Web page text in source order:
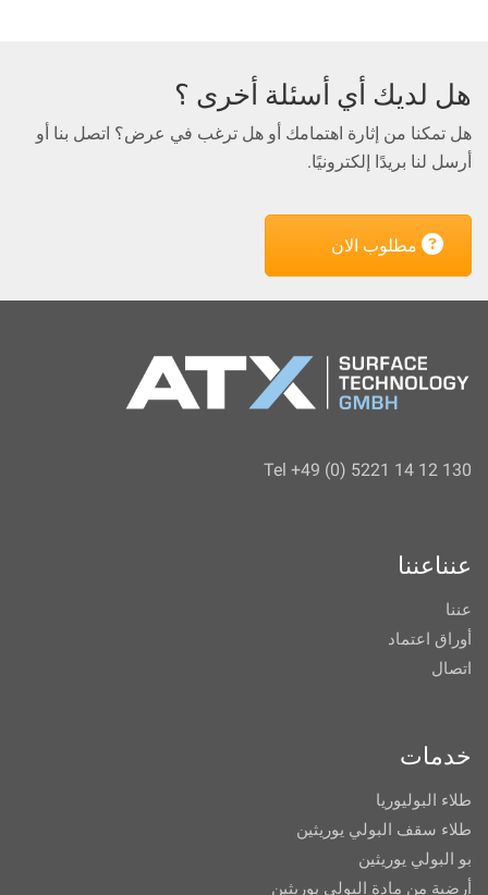
هل لديك أي أسئلة أخرى ؟
هل تمكنا من إثارة اهتمامك أو هل ترغب في عرض؟ اتصل بنا أو
أرسل لنا بريدًا إلكترونيًا.
مطلوب الان
Tel +49 (0) 5221 14 12 130
عنناعننا
عننا
أوراق اعتماد
اتصال
خدمات
طلاء البوليوريا
طلاء سقف البولي يوريثين
بو البولي يوريثين
أرضية من مادة البولي يوريثين